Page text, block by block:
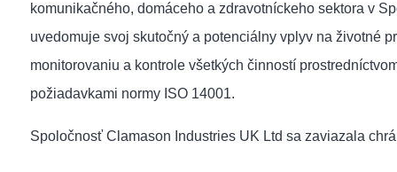
komunikačného, domáceho a zdravotníckeho sektora v
uvedomuje svoj skutočný a potenciálny vplyv na životné
monitorovaniu a kontrole všetkých činností
požiadavkami normy ISO 14001.
Spoločnosť Clamason Industries UK Ltd sa zaviazala